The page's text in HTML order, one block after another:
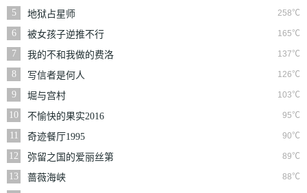
上司
5 258℃
地狱占星师
6
165℃
被女孩子逆推不行
吗？
7 137℃
我的不和我做的费洛
蒙男友
8 126℃
写信者是何人
9
103℃
堀与宫村
10
95℃
不愉快的果实2016
11
90℃
奇迹餐厅1995
12
89℃
弥留之国的爱丽丝第
三季
13 88℃
蔷薇海峡